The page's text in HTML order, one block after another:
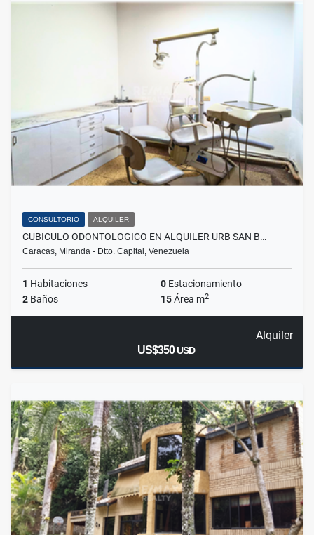
CONSULTORIO ALQUILER
CUBICULO ODONTOLOGICO EN ALQUILER URB SAN B…
Caracas, Miranda - Dtto. Capital, Venezuela
1 Habitaciones 0 Estacionamiento
2 Baños 15Área m2
Alquiler
US$350USD